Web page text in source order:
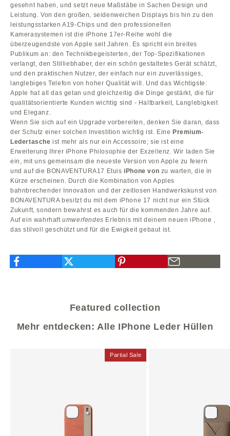
gesehnt haben, und setzt neue Maßstäbe in Sachen Design und
Leistung. Von den großen, seidenweichen Displays bis hin zu den
leistungsstarken A19-Chips und den professionellen
Kamerasystemen ist die iPhone 17er-Reihe wohl die
überzeugendste von Apple seit Jahren. Es spricht ein breites
Publikum an: den Technikbegeisterten, der Top-Spezifikationen
verlangt, den Stilliebhaber, der ein schön gestaltetes Gerät schätzt,
und den praktischen Nutzer, der einfach nur ein zuverlässiges,
langlebiges Telefon von hoher Qualität will. Und das Wichtigste:
Apple hat all das getan und gleichzeitig die Dinge gestärkt, die für
qualitätsorientierte Kunden wichtig sind - Haltbarkeit, Langlebigkeit
und Eleganz.
Wenn Sie sich auf ein Upgrade vorbereiten, denken Sie daran, dass
der Schutz einer solchen Investition wichtig ist. Eine Premium-
Ledertascheist mehr als nur ein Accessoire; sie ist eine
Erweiterung Ihrer iPhone Philosophie der Exzellenz. Wir laden Sie
ein, mit uns gemeinsam die neueste Version von Apple zu feiern
und auf die BONAVENTURA17 Etuis iPhone von zu warten, die in
Kürze erscheinen. Durch die Kombination von Apples
bahnbrechender Innovation und der zeitlosen Handwerkskunst von
BONAVENTURA besitzt du mit dem iPhone 17 nicht nur ein Stück
Zukunft, sondern bewahrst es auch für die kommenden Jahre auf.
Auf ein wahrhaftumwerfendes Erlebnis mit deinem neuen iPhone ,
das stilvoll geschützt und für die Ewigkeit gebaut ist.
Featured collection
Mehr entdecken: Alle IPhone Leder Hüllen
Partial Sale